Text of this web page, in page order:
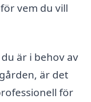
vem du vill
är i behov av
är det
för